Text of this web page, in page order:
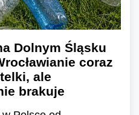
Dolnym Śląsku
coraz
ale
brakuje